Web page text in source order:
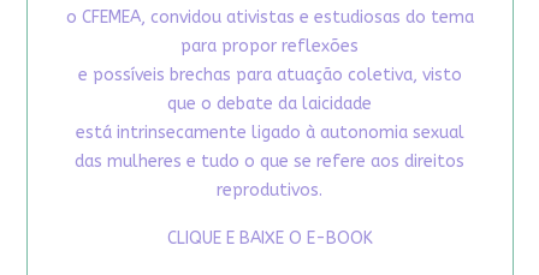
o CFEMEA, convidou ativistas e estudiosas do tema
para propor reflexões
e possíveis brechas para atuação coletiva, visto
que o debate da laicidade
está intrinsecamente ligado à autonomia sexual
das mulheres e tudo o que se refere aos direitos
reprodutivos.
CLIQUE E BAIXE O E-BOOK